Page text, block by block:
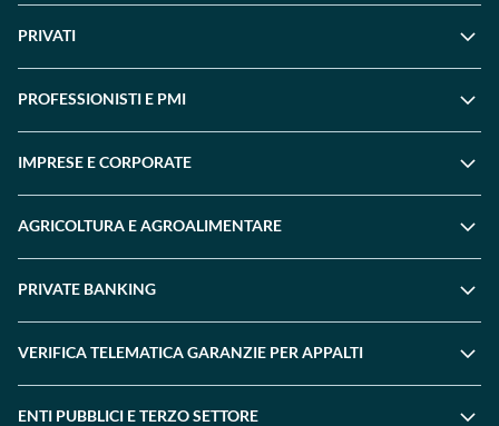
PRIVATI
PROFESSIONISTI E PMI
IMPRESE E CORPORATE
AGRICOLTURA E AGROALIMENTARE
PRIVATE BANKING
VERIFICA TELEMATICA GARANZIE PER APPALTI
ENTI PUBBLICI E TERZO SETTORE